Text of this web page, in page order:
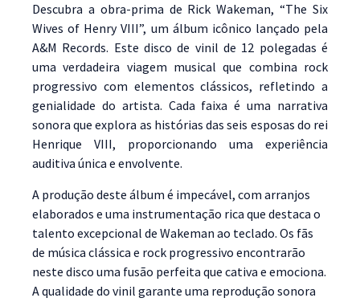
Descubra a obra-prima de Rick Wakeman, “The Six
Wives of Henry VIII”, um álbum icônico lançado pela
A&M Records. Este disco de vinil de 12 polegadas é
uma verdadeira viagem musical que combina rock
progressivo com elementos clássicos, refletindo a
genialidade do artista. Cada faixa é uma narrativa
sonora que explora as histórias das seis esposas do rei
Henrique VIII, proporcionando uma experiência
auditiva única e envolvente.
A produção deste álbum é impecável, com arranjos
elaborados e uma instrumentação rica que destaca o
talento excepcional de Wakeman ao teclado. Os fãs
de música clássica e rock progressivo encontrarão
neste disco uma fusão perfeita que cativa e emociona.
A qualidade do vinil garante uma reprodução sonora